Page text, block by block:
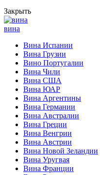
Закрыть
вина
Вина Испании
Вина Грузии
Вино Португалии
Вина Чили
Вина США
Вина ЮАР
Вина Аргентины
Вина Германии
Вина Австралии
Вина Греции
Вина Венгрии
Вина Австрии
Вина Новой Зеландии
Вина Уругвая
Вина Франции